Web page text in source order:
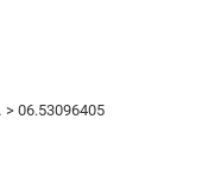
> 06.53096405